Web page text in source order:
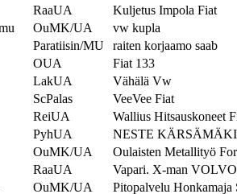
RaaUA
Kuljetus Impola Fiat
OuMK/UA
vw kupla
Paratiisin/MU
raiten korjaamo saab
OUA
Fiat 133
LakUA
Vähälä Vw
ScPalas
VeeVee Fiat
ReiUA
Wallius Hitsauskoneet
PyhUA
NESTE
OuMK/UA
Oulaisten Metallityö
RaaUA
Vapari. X-man VOLVO
OuMK/UA
Pitopalvelu Honkamaja